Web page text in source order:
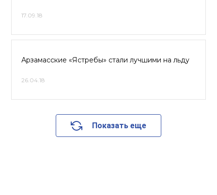
17.09.18
Арзамасские «Ястребы» стали лучшими на льду
26.04.18
Показать еще